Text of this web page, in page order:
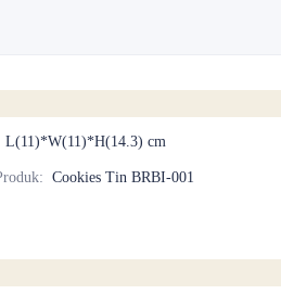
L(11)*W(11)*H(14.3) cm
: Cookies Tin BRBI-001